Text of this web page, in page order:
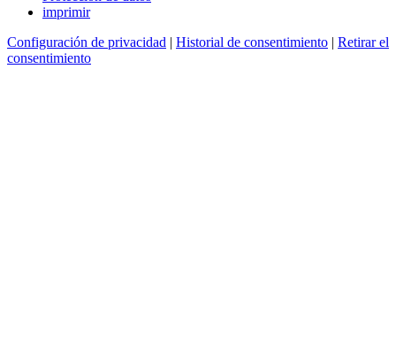
imprimir
Configuración de privacidad | Historial de consentimiento | Retirar el
consentimiento